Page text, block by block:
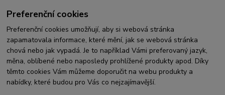
Preferenční cookies
Preferenční cookies umožňují, aby si webová stránka
zapamatovala informace, které mění, jak se webová stránka
chová nebo jak vypadá. Je to například Vámi preferovaný jazyk,
měna, oblíbené nebo naposledy prohlížené produkty apod. Díky
těmto cookies Vám můžeme doporučit na webu produkty a
nabídky, které budou pro Vás co nejzajímavější.